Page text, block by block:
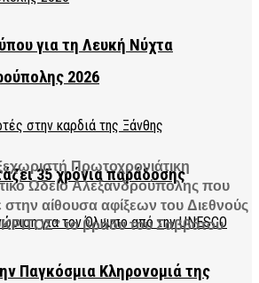
για τη Λευκή Νύχτα
2026
35 χρόνια παράδοσης
Παγκόσμια Κληρονομιά της
Πρωτοχρονιάτικη
Ωδείο Αλεξανδρούπολης που
αίθουσα αφίξεων του Διεθνούς
το βράδυ του Σαββάτου